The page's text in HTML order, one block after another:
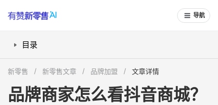
导航
目录
品牌方常见的难题和平台局限是什么？
新零售 新零售文章 品牌加盟 文章详情
品牌商家怎么看抖音商城？